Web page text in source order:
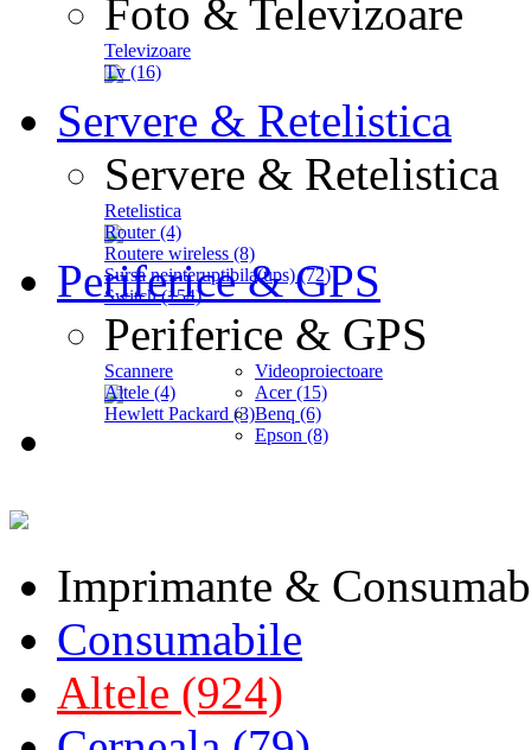
Foto & Televizoare
Televizoare
Tv (16)
Servere & Retelistica
Servere & Retelistica
Retelistica
Router (4)
Routere wireless (8)
Sursa neinteruptibila(ups) (72)
Switch (154)
Periferice & GPS
Periferice & GPS
Scannere
Altele (4)
Hewlett Packard (3)
Videoproiectoare
Acer (15)
Benq (6)
Epson (8)
Imprimante &
Consumabile
Altele (924)